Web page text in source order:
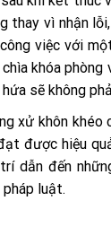
thay vì nhận
việc với
khóa
sẽ không
xử khôn
được hiệu
dẫn đến
luật.